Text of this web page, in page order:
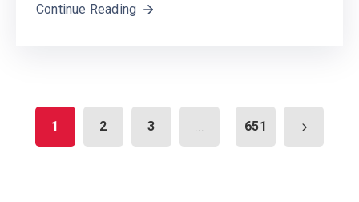
Continue Reading
1 2 3 ... 651